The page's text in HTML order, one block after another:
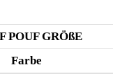
€
€
POUF GRÖßE
Farbe